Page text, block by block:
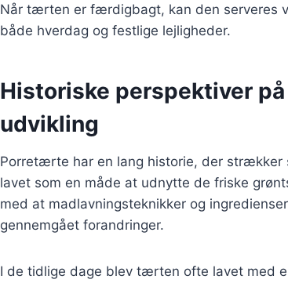
Når tærten er færdigbagt, kan den serveres
både hverdag og festlige lejligheder.
Historiske perspektiver
udvikling
Porretærte har en lang historie, der
lavet som en måde at udnytte de friske
med at madlavningsteknikker og
gennemgået forandringer.
I de tidlige dage blev tærten ofte lavet med